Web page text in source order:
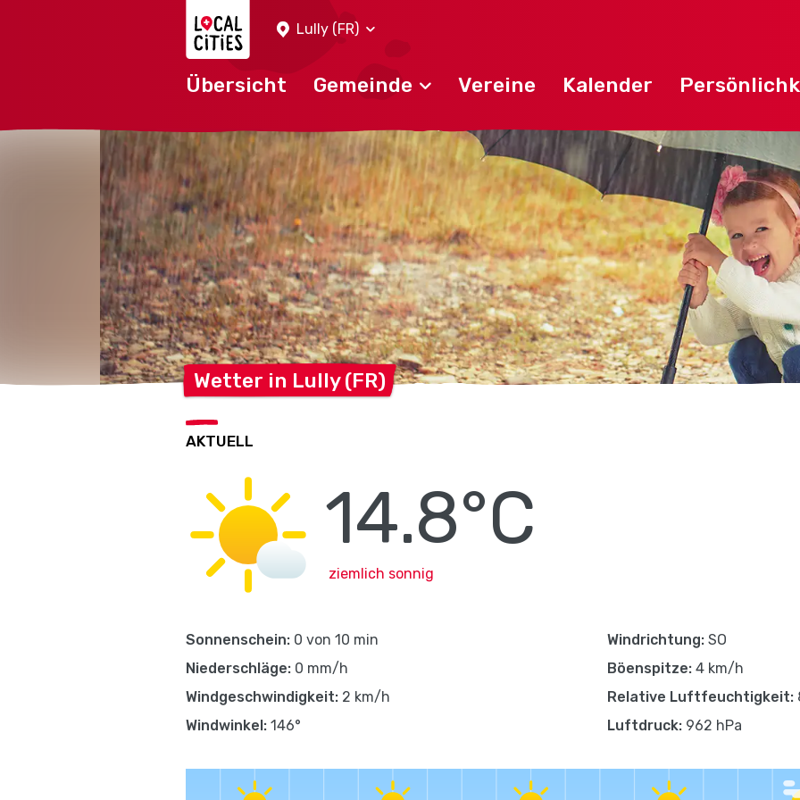
Lully (FR)
Übersicht Gemeinde Vereine Kalender
Wetter in Lully(FR)
AKTUELL
14.8°C
ziemlich sonnig
Sonnenschein: 0 von 10 min
Niederschläge: 0 mm/h
Windgeschwindigkeit: 2 km/h
Windwinkel: 146°
Windrichtung: SO
Böenspitze: 4 km/h
Relative Luftfeuchtigkeit:
Luftdruck: 962 hPa